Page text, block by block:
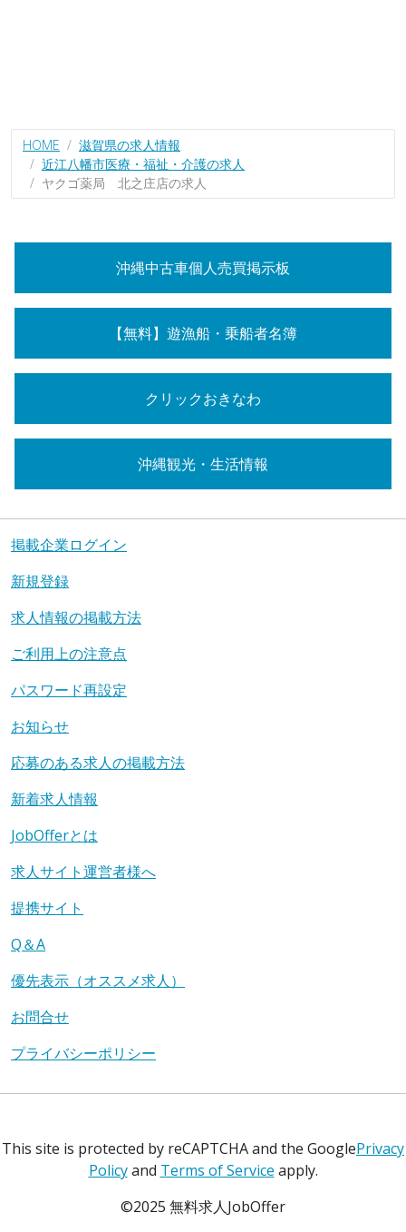
HOME
滋賀県の求人情報
近江八幡市医療・福祉・介護の求人
ヤクゴ薬局 北之庄店の求人
沖縄中古車個人売買掲示板
【無料】遊漁船・乗船者名簿
クリックおきなわ
沖縄観光・生活情報
掲載企業ログイン
新規登録
求人情報の掲載方法
ご利用上の注意点
パスワード再設定
お知らせ
応募のある求人の掲載方法
新着求人情報
JobOfferとは
求人サイト運営者様へ
提携サイト
Q＆A
優先表示（オススメ求人）
お問合せ
プライバシーポリシー
This site is protected by reCAPTCHA and the GooglePrivacy
Policyand Terms of Service apply.
©2025 無料求人JobOffer